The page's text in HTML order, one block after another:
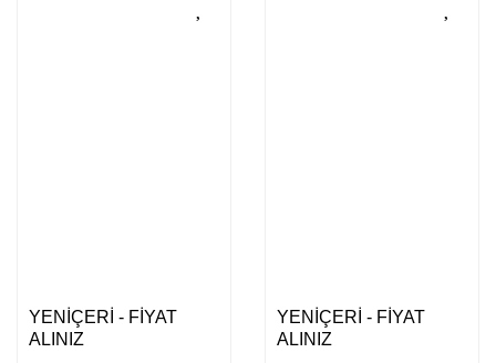
YENİÇERİ - FİYAT
ALINIZ
YENİÇERİ - FİYAT
ALINIZ